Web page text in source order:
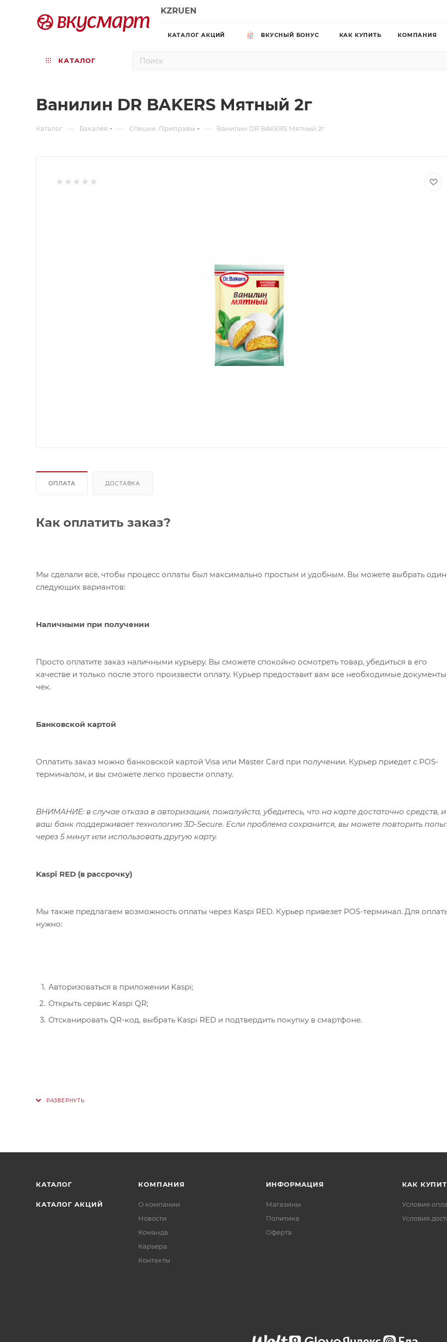
KZRUEN
КАТАЛОГ АКЦИЙ ВКУСНЫЙ БОНУС КАК КУПИТЬ КОМПАНИЯ
КАТАЛОГ
Ванилин DR BAKERS Мятный 2г
Каталог — Бакалея — Специи. Приправы — Ванилин DR BAKERS Мятный 2г
ОПЛАТА ДОСТАВКА
Как оплатить заказ?
Мы сделали всё, чтобы процесс оплаты был максимально простым и удобным. Вы можете выбрать
следующих вариантов:
Наличными при получении
Просто оплатите заказ наличными курьеру. Вы сможете спокойно осмотреть товар, убедиться в его
качестве и только после этого произвести оплату. Курьер предоставит вам все необходимые
чек.
Банковской картой
Оплатить заказ можно банковской картой Visa или Master Card при получении. Курьер приедет с POS-
терминалом, и вы сможете легко провести оплату.
ВНИМАНИЕ: в случае отказа в авторизации, пожалуйста, убедитесь, что на карте достаточно средств, и
ваш банк поддерживает технологию 3D-Secure. Если проблема сохранится, вы можете повторить
через 5 минут или использовать другую карту.
Kaspi RED (в рассрочку)
Мы также предлагаем возможность оплаты через Kaspi RED. Курьер привезет POS-терминал. Для
нужно:
Авторизоваться в приложении Kaspi;
Открыть сервис Kaspi QR;
Отсканировать QR-код, выбрать Kaspi RED и подтвердить покупку в смартфоне.
КАТАЛОГ
КАТАЛОГ АКЦИЙ
КОМПАНИЯ
О компании
Новости
Команда
Карьера
Контакты
ИНФОРМАЦИЯ
Магазины
Политика
Офертa
КАК
Условия
Условия